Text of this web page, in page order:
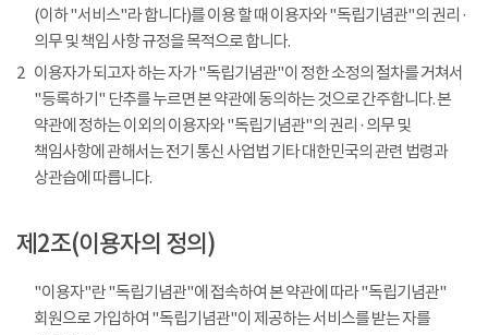
(이하 "서비스"라 합니다)를 이용 할 때 이용자와 "독립기념관"의 권리 ·
의무 및 책임 사항 규정을 목적으로 합니다.
2 이용자가 되고자 하는 자가 "독립기념관"이 정한 소정의 절차를 거쳐서
"등록하기" 단추를 누르면 본 약관에 동의하는 것으로 간주합니다. 본
약관에 정하는 이외의 이용자와 "독립기념관"의 권리 · 의무 및
책임사항에 관해서는 전기 통신 사업법 기타 대한민국의 관련 법령과
상관습에 따릅니다.
제2조(이용자의 정의)
"이용자"란 "독립기념관"에 접속하여 본 약관에 따라 "독립기념관"
회원으로 가입하여 "독립기념관"이 제공하는 서비스를 받는 자를